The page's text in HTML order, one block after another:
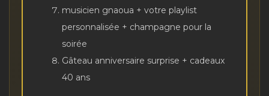
musicien gnaoua + votre playlist
personnalisée + champagne pour la
soirée
Gâteau anniversaire surprise + cadeaux
40 ans